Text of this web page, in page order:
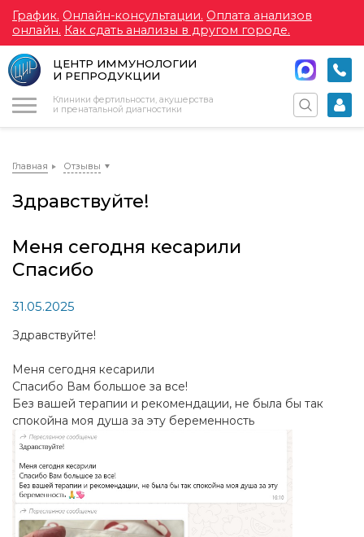
График. Онлайн-консультации. Оплата анализов
онлайн. Как сдать анализы в другом городе.
ЦЕНТР ИММУНОЛОГИИ
И РЕПРОДУКЦИИ
Клиники фертильности, акушерства
и пренатальной диагностики
Главная Отзывы
Здравствуйте!
Меня сегодня кесарили
Спасибо
31.05.2025
Здравствуйте!
Меня сегодня кесарили
Спасибо Вам большое за все!
Без вашей терапии и рекомендации, не была бы так
спокойна моя душа за эту беременность